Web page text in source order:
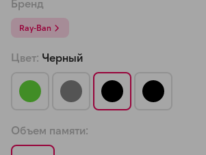
Бренд
Ray-Ban
Цвет: Черный
Объем памяти:
недели